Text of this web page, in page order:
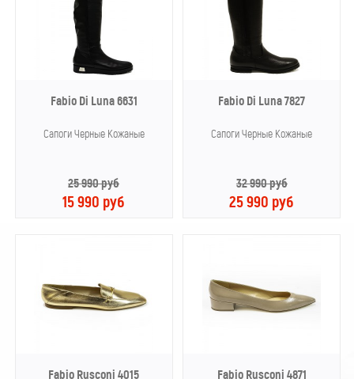
Fabio Di Luna 6631
Сапоги Черные Кожаные
25 990 руб
15 990 руб
Fabio Di Luna 7827
Сапоги Черные Кожаные
32 990 руб
25 990 руб
Fabio Rusconi 4015 Fabio Rusconi 4871